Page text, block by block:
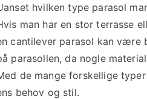
hvilken type parasol
man har en stor terrasse
cantilever parasol kan være
parasollen, da nogle
de mange forskellige
behov og stil.